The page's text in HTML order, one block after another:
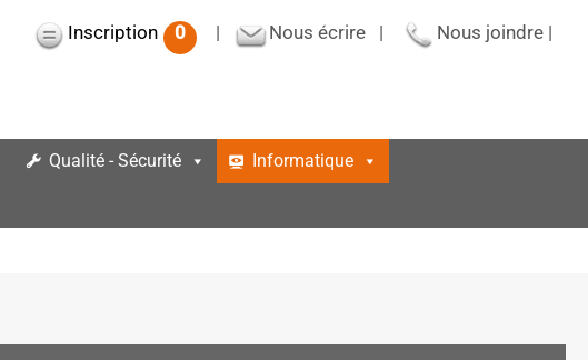
Inscription 0 | Nous écrire | Nous joindre |
Qualité - Sécurité Informatique